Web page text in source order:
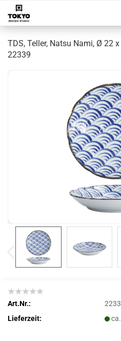
TDS, Teller, Natsu Nami, Ø 22
22339
Art.Nr.:
Lieferzeit: